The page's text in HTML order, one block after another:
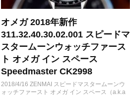
オメガ 2018年新作
311.32.40.30.02.001 スピードマ
スタームーンウォッチファース
ト オメガ イン スペース
Speedmaster CK2998
2018/4/16 ZENMAI スピードマスタームーンウ
ォッチファースト オメガ イン スペース（a.k.a